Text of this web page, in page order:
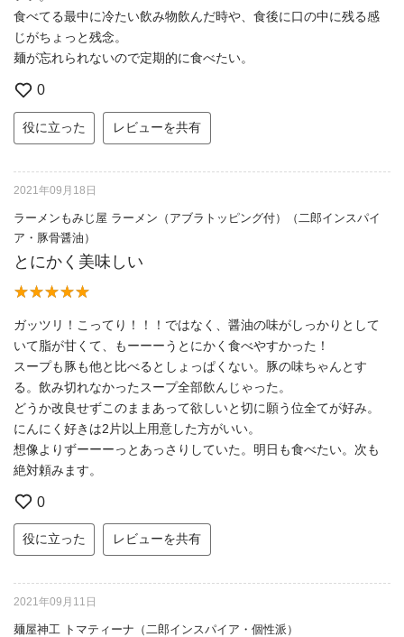
食べてる最中に冷たい飲み物飲んだ時や、食後に口の中に残る感
じがちょっと残念。
麺が忘れられないので定期的に食べたい。
0
役に立った レビューを共有
2021年09月18日
ラーメンもみじ屋 ラーメン（アブラトッピング付）（二郎インスパイ
ア・豚骨醤油）
とにかく美味しい
ガッツリ！こってり！！！ではなく、醤油の味がしっかりとして
いて脂が甘くて、もーーーうとにかく食べやすかった！
スープも豚も他と比べるとしょっぱくない。豚の味ちゃんとす
る。飲み切れなかったスープ全部飲んじゃった。
どうか改良せずこのままあって欲しいと切に願う位全てが好み。
にんにく好きは2片以上用意した方がいい。
想像よりずーーーっとあっさりしていた。明日も食べたい。次も
絶対頼みます。
0
役に立った レビューを共有
2021年09月11日
麺屋神工 トマティーナ（二郎インスパイア・個性派）